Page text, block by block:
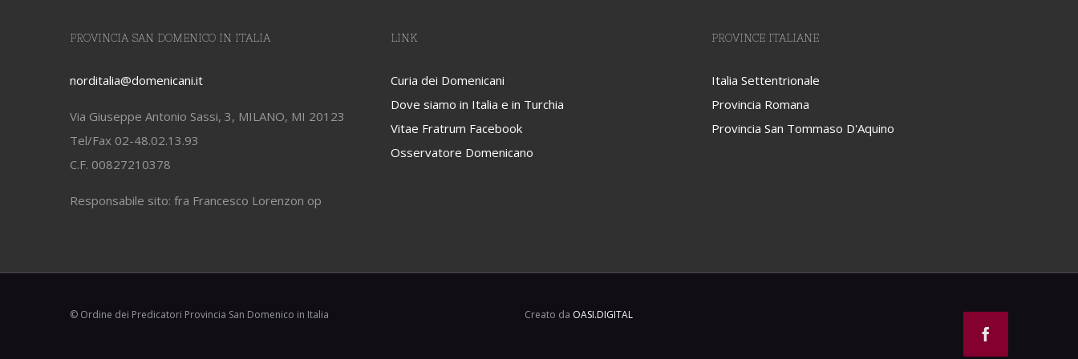
PROVINCIA SAN DOMENICO IN ITALIA
norditalia@domenicani.it
Via Giuseppe Antonio Sassi, 3, MILANO, MI 20123
Tel/Fax 02-48.02.13.93
C.F. 00827210378
Responsabile sito: fra Francesco Lorenzon op
LINK
Curia dei Domenicani
Dove siamo in Italia e in Turchia
Vitae Fratrum Facebook
Osservatore Domenicano
PROVINCE ITALIANE
Italia Settentrionale
Provincia Romana
Provincia San Tommaso D'Aquino
© Ordine dei Predicatori Provincia San Domenico in Italia Creato da OASI.DIGITAL